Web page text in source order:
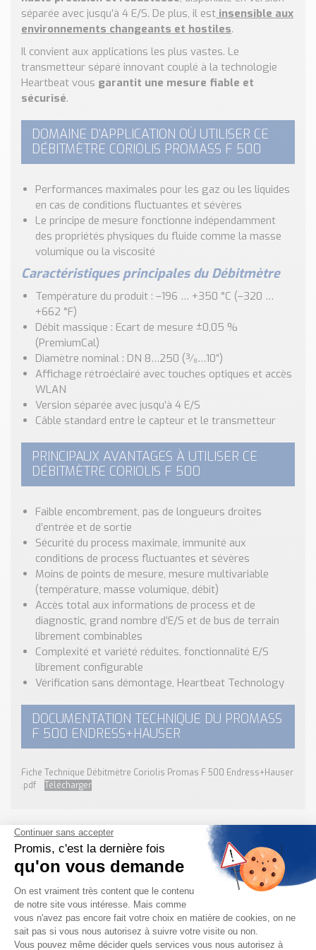
Nos Réalisations
Conseils et Actualités
Catalogue des essentiels pour les brasseries et micro-
brasseries
Contact & Devis
séparée avec jusqu’à 4 E/S. De plus, il est insensible aux
environnements changeants et hostiles.
Il convient aux applications les plus vastes. Le
transmetteur séparé innovant couplé à la technologie
Heartbeat vous garantit une mesure fiable et
sécurisé.
DOMAINE D’APPLICATION OÙ UTILISER CE
DÉBITMÈTRE CORIOLIS PROMASS F 500
Performances maximales pour les gaz ou les liquides
en cas de conditions fluctuantes et sévères
Le principe de mesure fonctionne indépendamment
des propriétés physiques du fluide comme la masse
volumique ou la viscosité
Caractéristiques principales du Débitmètre
Température du produit : –196 … +350 °C (–320 …
+662 °F)
Débit massique : Ecart de mesure ±0,05 %
(PremiumCal)
Diamètre nominal : DN 8…250 (³⁄₈…10″)
Affichage rétroéclairé avec touches optiques et accès
WLAN
Version séparée avec jusqu’à 4 E/S
Câble standard entre le capteur et le transmetteur
PRINCIPAUX AVANTAGES À UTILISER CE
DÉBITMÈTRE CORIOLIS F 500
Faible encombrement, pas de longueurs droites
d’entrée et de sortie
Sécurité du process maximale, immunité aux
conditions de process fluctuantes et sévères
Moins de points de mesure, mesure multivariable
(température, masse volumique, débit)
Accès total aux informations de process et de
diagnostic, grand nombre d’E/S et de bus de terrain
librement combinables
Complexité et variété réduites, fonctionnalité E/S
librement configurable
Vérification sans démontage, Heartbeat Technology
DOCUMENTATION TECHNIQUE DU PROMASS
F 500 ENDRESS+HAUSER
Fiche Technique Débitmètre Coriolis Promas F 500 Endress+Hauser
.pdf
Télécharger
Besoin d'informations complémentaires ?
NOUS CONTACTER